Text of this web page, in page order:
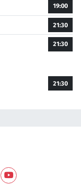
19:00
21:30
21:30
21:30